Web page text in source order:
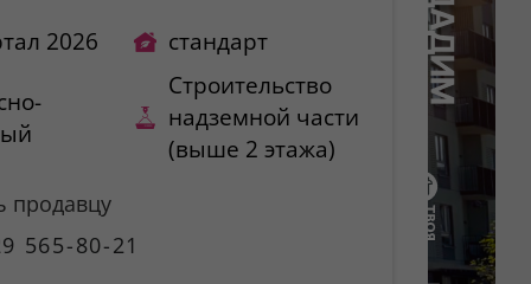
2026
стандарт
Строительство
надземной части
(выше 2 этажа)
продавцу
565-80-21